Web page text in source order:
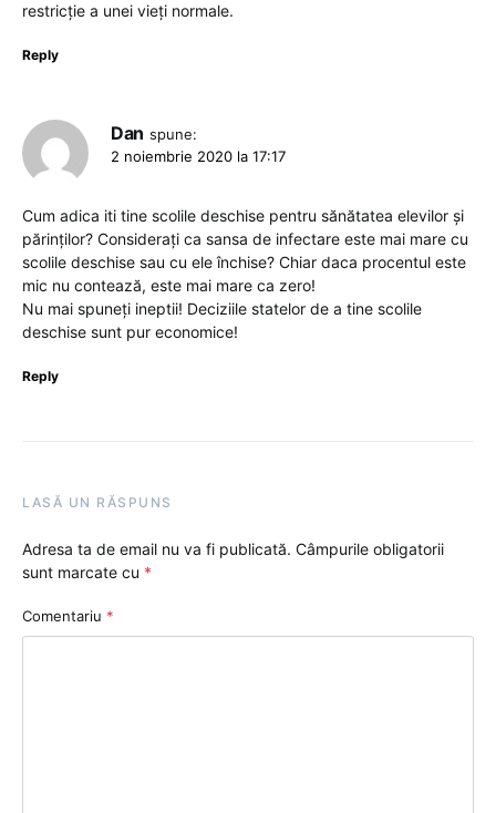
restricție a unei vieți normale.
Reply
Dan spune:
2 noiembrie 2020 la 17:17
Cum adica iti tine scolile deschise pentru sănătatea elevilor și
părinților? Considerați ca sansa de infectare este mai mare cu
scolile deschise sau cu ele închise? Chiar daca procentul este
mic nu contează, este mai mare ca zero!
Nu mai spuneți ineptii! Deciziile statelor de a tine scolile
deschise sunt pur economice!
Reply
LASĂ UN RĂSPUNS
Adresa ta de email nu va fi publicată. Câmpurile obligatorii
sunt marcate cu *
Comentariu *